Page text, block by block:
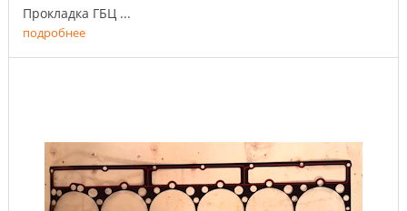
Прокладка ГБЦ ...
подробнее